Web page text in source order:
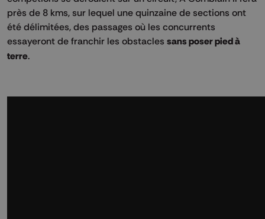
près de 8 kms, sur lequel une quinzaine de sections ont
été délimitées, des passages où les concurrents
essayeront de franchir les obstacles sans poser pied à
terre.